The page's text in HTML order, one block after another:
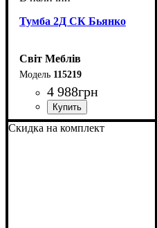
Тумба 2Д СК Бьянко
Світ Меблів
115219
4 988грн
ширина, мм: 801
высота, мм: 1140
глубина, мм: 400
Скидка на комплект